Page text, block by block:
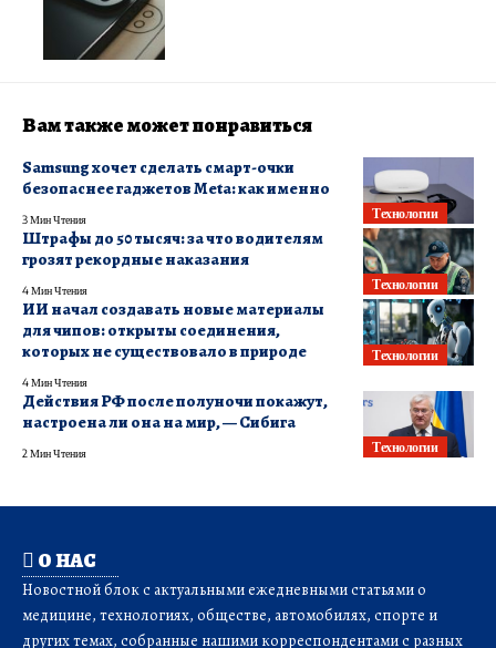
Вам также может понравиться
Технологии
Samsung хочет сделать смарт-очки
безопаснее гаджетов Meta: как именно
3 Мин Чтения
Технологии
Штрафы до 50 тысяч: за что водителям
грозят рекордные наказания
4 Мин Чтения
Технологии
ИИ начал создавать новые материалы
для чипов: открыты соединения,
которых не существовало в природе
4 Мин Чтения
Технологии
Действия РФ после полуночи покажут,
настроена ли она на мир, — Сибига
2 Мин Чтения
О НАС
Новостной блок с актуальными ежедневными статьями о
медицине, технологиях, обществе, автомобилях, спорте и
других темах, собранные нашими корреспондентами с разных